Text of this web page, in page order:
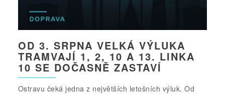
OD 3. SRPNA VELKÁ VÝLUKA
TRAMVAJÍ 1, 2, 10 A 13. LINKA
10 SE DOČASNĚ ZASTAVÍ
Ostravu čeká jedna z největších letošních výluk. Od